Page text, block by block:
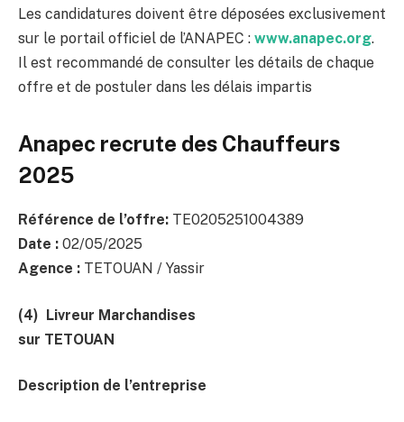
Les candidatures doivent être déposées exclusivement
sur le portail officiel de l’ANAPEC : www.anapec.org.
Il est recommandé de consulter les détails de chaque
offre et de postuler dans les délais impartis
Anapec recrute des Chauffeurs
2025
Référence de l’offre: TE0205251004389
Date : 02/05/2025
Agence : TETOUAN / Yassir
(4) Livreur Marchandises
sur TETOUAN
Description de l’entreprise